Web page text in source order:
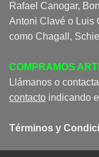
Rafael Canogar,
Antoni Clavé o Luis
como Chagall,
COMPRAMOS
Llámanos o
contacto indicando
Términos y